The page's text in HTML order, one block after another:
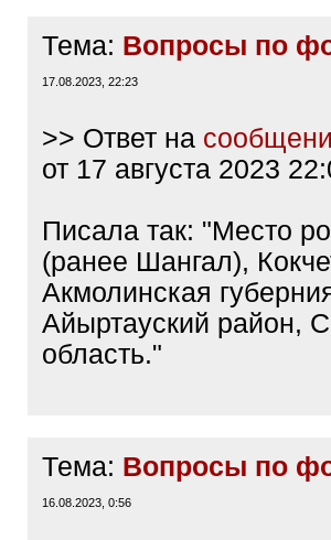
Тема: Вопросы по
17.08.2023, 22:23
>> Ответ на
от 17 августа 2023
Писала так: "Место
(ранее Шангал),
Акмолинская
Айыртауский район,
область."
Тема: Вопросы по
16.08.2023, 0:56